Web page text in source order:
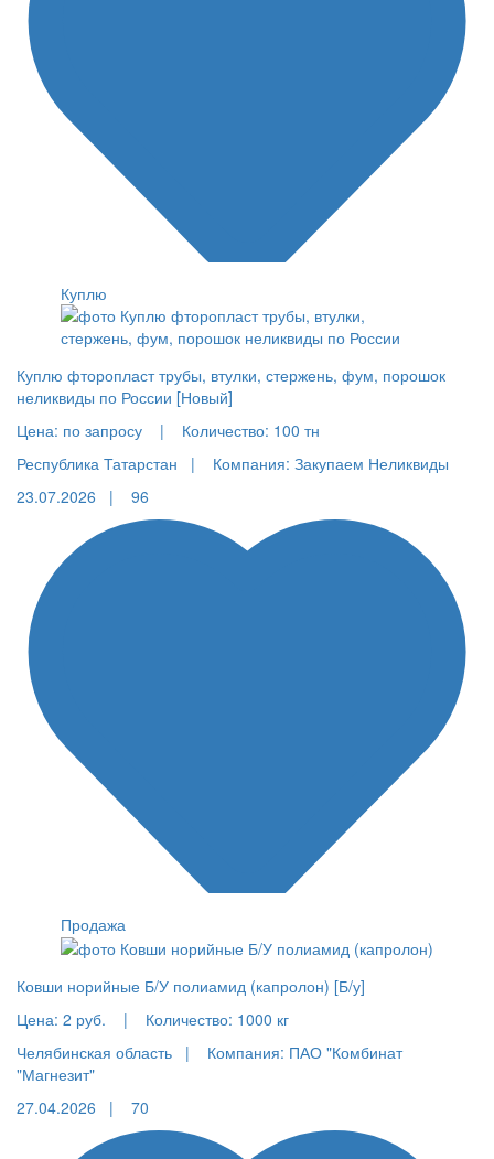
Куплю
Куплю фторопласт трубы, втулки, стержень, фум, порошок
неликвиды по России [Новый]
Цена: по запросу | Количество: 100 тн
Республика Татарстан |
Компания: Закупаем Неликвиды
23.07.2026 |
96
Продажа
Ковши норийные Б/У полиамид (капролон) [Б/у]
Цена: 2 руб. | Количество: 1000 кг
Челябинская область |
Компания: ПАО "Комбинат
"Магнезит"
27.04.2026 |
70